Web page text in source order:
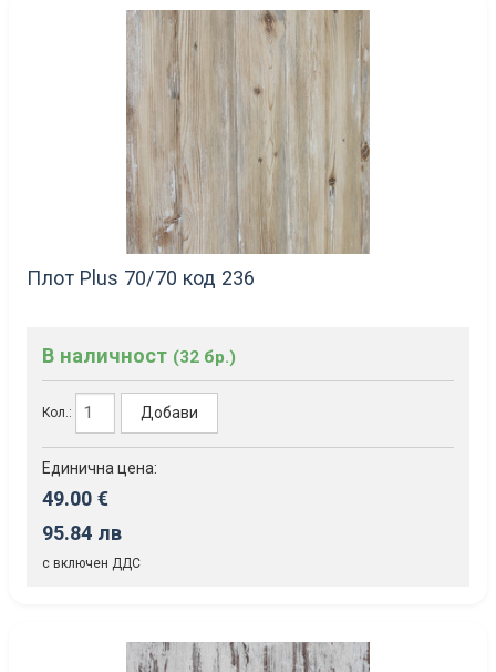
Плот Plus 70/70 код 236
В наличност (32 бр.)
Кол.: Добави
Единична цена:
49.00 €
95.84 лв
с включен ДДС